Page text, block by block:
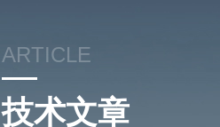
ARTICLE
技术文章